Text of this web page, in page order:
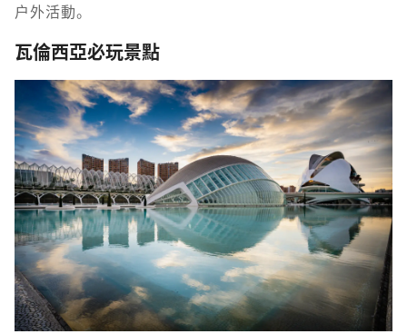
戶外活動。
瓦倫西亞必玩景點